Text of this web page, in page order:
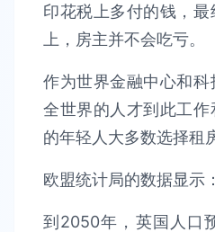
印花税上多付的钱，
上，房主并不会吃亏。
作为世界金融中心和
全世界的人才到此工
的年轻人大多数选择租
欧盟统计局的数据显示：
到2050年，英国人口